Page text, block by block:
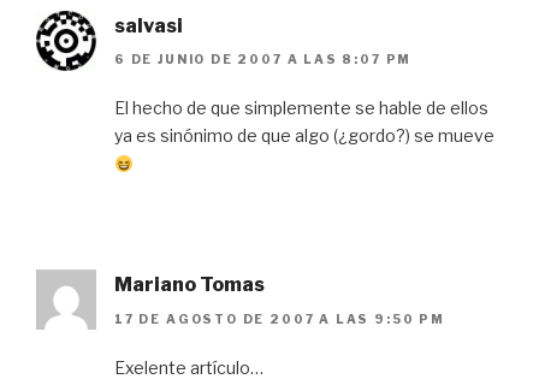
salvasi
6 DE JUNIO DE 2007 A LAS 8:07 PM
El hecho de que simplemente se hable de ellos
ya es sinónimo de que algo (¿gordo?) se mueve
Mariano Tomas
17 DE AGOSTO DE 2007 A LAS 9:50 PM
Exelente artículo…